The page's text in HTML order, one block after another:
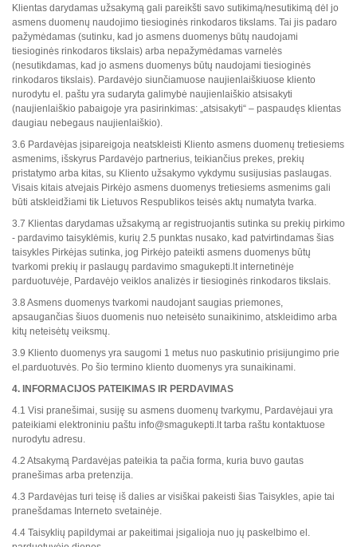
Klientas darydamas užsakymą gali pareikšti savo sutikimą/nesutikimą dėl jo
asmens duomenų naudojimo tiesioginės rinkodaros tikslams. Tai jis padaro
pažymėdamas (sutinku, kad jo asmens duomenys būtų naudojami
tiesioginės rinkodaros tikslais) arba nepažymėdamas varnelės
(nesutikdamas, kad jo asmens duomenys būtų naudojami tiesioginės
rinkodaros tikslais). Pardavėjo siunčiamuose naujienlaiškiuose kliento
nurodytu el. paštu yra sudaryta galimybė naujienlaiškio atsisakyti
(naujienlaiškio pabaigoje yra pasirinkimas: „atsisakyti“ – paspaudęs klientas
daugiau nebegaus naujienlaiškio).
3.6 Pardavėjas įsipareigoja neatskleisti Kliento asmens duomenų tretiesiems
asmenims, išskyrus Pardavėjo partnerius, teikiančius prekes, prekių
pristatymo arba kitas, su Kliento užsakymo vykdymu susijusias paslaugas.
Visais kitais atvejais Pirkėjo asmens duomenys tretiesiems asmenims gali
būti atskleidžiami tik Lietuvos Respublikos teisės aktų numatyta tvarka.
3.7 Klientas darydamas užsakymą ar registruojantis sutinka su prekių pirkimo
- pardavimo taisyklėmis, kurių 2.5 punktas nusako, kad patvirtindamas šias
taisykles Pirkėjas sutinka, jog Pirkėjo pateikti asmens duomenys būtų
tvarkomi prekių ir paslaugų pardavimo smagukepti.lt internetinėje
parduotuvėje, Pardavėjo veiklos analizės ir tiesioginės rinkodaros tikslais.
3.8 Asmens duomenys tvarkomi naudojant saugias priemones,
apsaugančias šiuos duomenis nuo neteisėto sunaikinimo, atskleidimo arba
kitų neteisėtų veiksmų.
3.9 Kliento duomenys yra saugomi 1 metus nuo paskutinio prisijungimo prie
el.parduotuvės. Po šio termino kliento duomenys yra sunaikinami.
4. INFORMACIJOS PATEIKIMAS IR PERDAVIMAS
4.1 Visi pranešimai, susiję su asmens duomenų tvarkymu, Pardavėjaui yra
pateikiami elektroniniu paštu info@smagukepti.lttarba raštu kontaktuose
nurodytu adresu.
4.2 Atsakymą Pardavėjas pateikia ta pačia forma, kuria buvo gautas
pranešimas arba pretenzija.
4.3 Pardavėjas turi teisę iš dalies ar visiškai pakeisti šias Taisykles, apie tai
pranešdamas Interneto svetainėje.
4.4 Taisyklių papildymai ar pakeitimai įsigalioja nuo jų paskelbimo el.